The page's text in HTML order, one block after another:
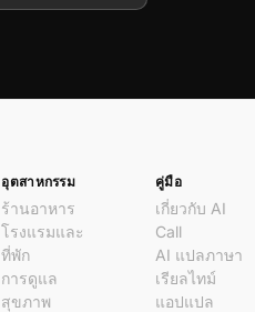
อุตสาหกรรม
ร้านอาหาร
โรงแรมและ
ที่พัก
การดูแล
สุขภาพ
คู่มือ
เกี่ยวกับ AI
Call
AI แปลภาษา
เรียลไทม์
แอปแปล